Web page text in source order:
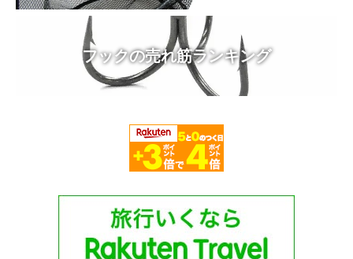
フックの売れ筋ランキング